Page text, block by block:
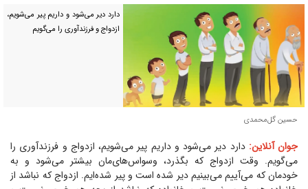
دارد دیر می‌شود و داریم پیر می‌شویم،
ازدواج و فرزندآوری را می‌گویم
حسین گل‌محمدی
جوان آنلاین:دارد دیر می‌شود و داریم پیر می‌شویم، ازدواج و فرزندآوری را
می‌گویم. وقت ازدواج که بگذرد، وسواس‌های‌مان بیشتر می‌شود و به
خودمان که می‌آییم می‌بینیم دیر شده است و پیر شده‌ایم. ازدواج که نباشد از